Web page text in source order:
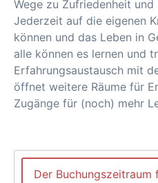
Wege zu Zufriedenheit
Jederzeit auf die eigenen
können und das Leben in
alle können es lernen und
Erfahrungsaustausch mit
öffnet weitere Räume für
Zugänge für (noch) mehr
Der Buchungszeitraum